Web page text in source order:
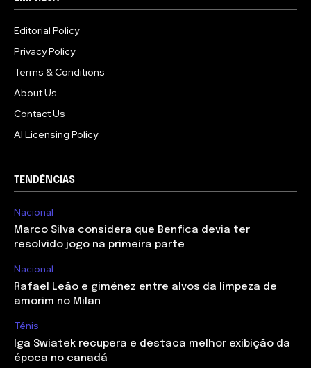
Editorial Policy
Privacy Policy
Terms & Conditions
About Us
Contact Us
AI Licensing Policy
TENDÊNCIAS
Nacional
Marco Silva considera que Benfica devia ter
resolvido jogo na primeira parte
Nacional
Rafael Leão e giménez entre alvos da limpeza de
amorim no Milan
Ténis
Iga Swiatek recupera e destaca melhor exibição da
época no canadá